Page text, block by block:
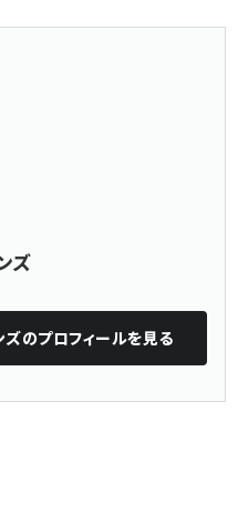
ズ
ズのプロフィールを見る